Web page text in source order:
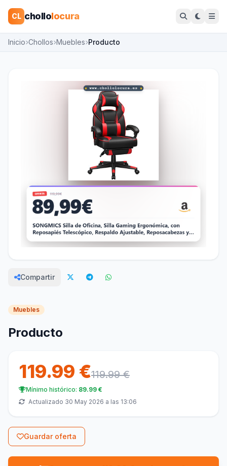
CL chollolocura
Inicio Chollos Muebles Producto
Compartir
Muebles
Producto
119.99 €119.99 €
Mínimo histórico: 89.99 €
Actualizado 30 May 2026 a las 13:06
Guardar oferta